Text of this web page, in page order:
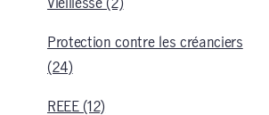
Vieillesse (2)
Protection contre les créanciers
(24)
REEE (12)